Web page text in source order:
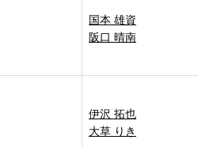
国本 雄資
阪口 晴南
伊沢 拓也
大草 りき